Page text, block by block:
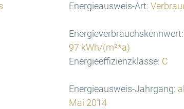
Energieausweis-Art:
Energieverbrauchskennwert:
97 kWh/(m²*a)
Energieeffizienzklasse: C
Energieausweis-Jahrgang:
Mai 2014